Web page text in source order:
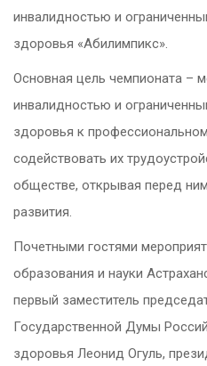
инвалидностью и
здоровья «Абилимпикс».
Основная цель чемпионата –
инвалидностью и
здоровья к
содействовать их
обществе, открывая перед
развития.
Почетными гостями
образования и науки
первый заместитель
Государственной Думы
здоровья Леонид Огуль,